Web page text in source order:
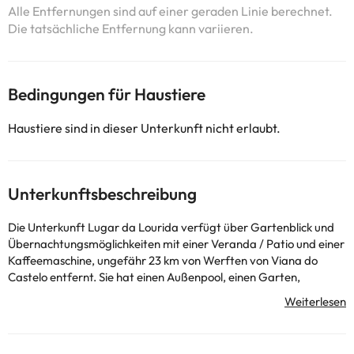
Alle Entfernungen sind auf einer geraden Linie berechnet.
Die tatsächliche Entfernung kann variieren.
Bedingungen für Haustiere
Haustiere sind in dieser Unterkunft nicht erlaubt.
Unterkunftsbeschreibung
Die Unterkunft Lugar da Lourida verfügt über Gartenblick und
Übernachtungsmöglichkeiten mit einer Veranda / Patio und einer
Kaffeemaschine, ungefähr 23 km von Werften von Viana do
Castelo entfernt. Sie hat einen Außenpool, einen Garten,
Poolblick und kostenloses WLAN in der ganzen Unterkunft. Dieses